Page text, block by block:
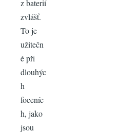
z baterií
zvlášť.
To je
užitečn
é při
dlouhýc
h
foceníc
h, jako
jsou